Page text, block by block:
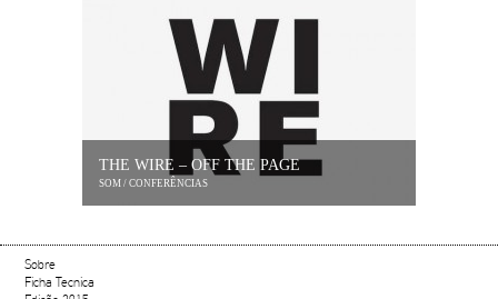
THE WIRE – OFF THE PAGE
SOM / CONFERÊNCIAS
Sobre
Ficha Tecnica